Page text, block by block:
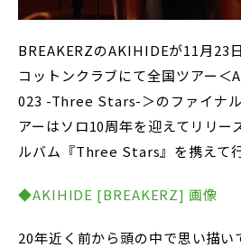
BREAKERZのAKIHIDEが11月23
コットンクラブにて全国ツアー
023 -Three Stars-＞のファイナ
アーはソロ10周年を迎えてリリー
ルバム『Three Stars』を携えて
◆AKIHIDE [BREAKERZ] 画像
20年近く前から頭の中で思い描い